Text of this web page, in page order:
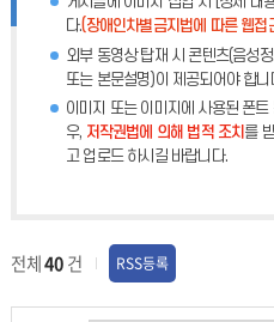
다.(장애인차별금지법에 따른 웹접
외부 동영상 탑재 시 콘텐츠(음성
또는 본문설명)이 제공되어야 합니
이미지 또는 이미지에 사용된 폰
우, 저작권법에 의해 법적 조치 를
고 업로드 하시길 바랍니다.
전체40건 RSS등록